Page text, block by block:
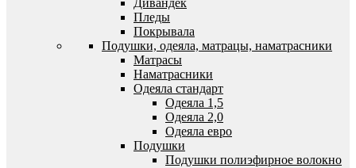
Пледы
Покрывала
Подушки, одеяла, матрацы, наматрасники
Матрасы
Наматрасники
Одеяла стандарт
Одеяла 1,5
Одеяла 2,0
Одеяла евро
Подушки
Подушки полиэфирное волокно